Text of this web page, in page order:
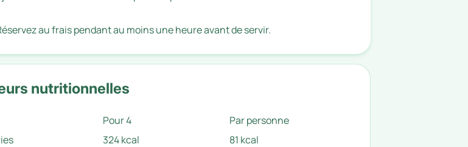
au frais pendant au moins une heure avant de servir.
nutritionnelles
Pour 4
Par personne
324 kcal
81 kcal